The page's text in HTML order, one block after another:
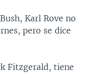
Karl Rove no
pero se dice
Fitzgerald, tiene